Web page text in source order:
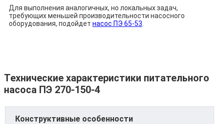
Для выполнения аналогичных, но локальных задач,
требующих меньшей производительности насосного
оборудования, подойдет насос ПЭ 65-53
Технические характеристики питательного
насоса ПЭ 270-150-4
Конструктивные особенности